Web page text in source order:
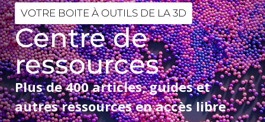
VOTRE BOITE À OUTILS DE LA 3D
Centre de
ressources
Plus de 400 articles, guides et
autres ressources en accès libre